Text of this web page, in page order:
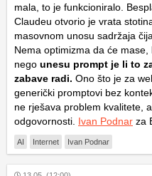
mala, to je funkcioniralo.
Claudeu otvorio je vrata
masovnom unosu sadržaja
Nema optimizma da će
nego unesu prompt je li to
zabave radi. Ono što je za
generički promptovi bez
ne rješava problem kvalitete,
odgovornosti. Ivan Podnar za
AI Internet Ivan Podnar